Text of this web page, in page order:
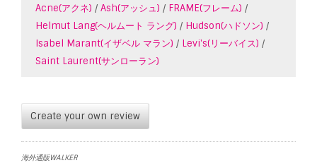
Acne(アクネ) / Ash(アッシュ) / FRAME(フレーム) /
Helmut Lang(ヘルムート ラング) / Hudson(ハドソン) /
Isabel Marant(イザベル マラン) / Levi's(リーバイス) /
Saint Laurent(サンローラン)
Create your own review
海外通販WALKER